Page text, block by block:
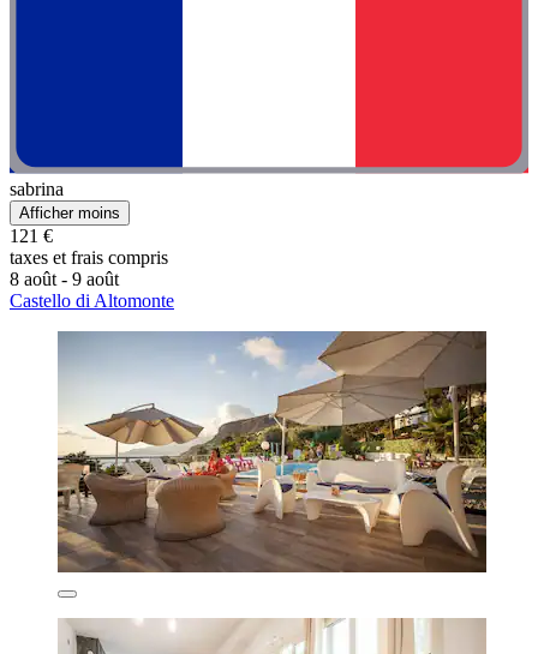
sabrina
Afficher moins
121 €
taxes et frais compris
8 août - 9 août
Castello di Altomonte